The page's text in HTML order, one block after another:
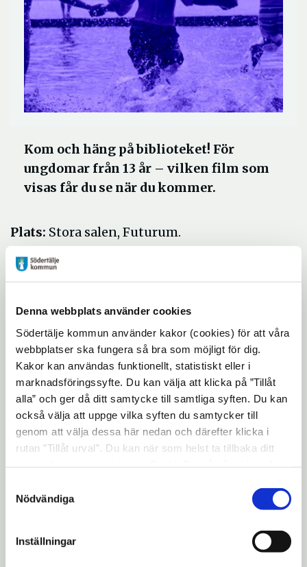
Denna webbplats använder cookies
Södertälje kommun använder kakor (cookies) för att våra
webbplatser ska fungera så bra som möjligt för dig.
Kakor kan användas funktionellt, statistiskt eller i
marknadsföringssyfte. Du kan välja att klicka på ”Tillåt
alla” och ger då ditt samtycke till samtliga syften. Du kan
också välja att uppge vilka syften du samtycker till
genom att välja dessa här nedan och därefter klicka i
rutan ”Tillåt urval”. Du kan när som helst ta tillbaka ditt
"Visa detaljer" kan du läsa om hur kakorna används och
hur vi och våra leverantörer inhämtar och behandlar
Nödvändiga
Inställningar
Kom och häng på biblioteket! För
ungdomar från 13 år – vilken film som
visas får du se när du kommer.
Plats: Stora salen, Futurum.
Datum och tid:
För vem är aktiviteten:
För ungdomar från
Behövs föranmälan?Hämta din gratisbiljett
på biblioteket.
Kostnad:Gratis
Om aktiviteten anpassas för personer med
funktionsnedsättning: Ja
Kontaktuppgifter vid frågor gällande
jarna.bibliotek@sodertalje.se
Uppdaterad: 2026-05-21